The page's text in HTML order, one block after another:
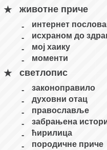
животне приче
интернет
исхраном до
мој хаику
моменти
светлопис
законоправило
духовни отац
православље
забрањена
ћирилица
породичне приче